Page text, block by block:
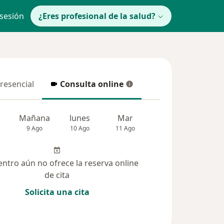
¿Eres profesional de la salud?
Consulta online
Consulta online
Mañana
9 Ago
lunes
10 Ago
Mar
11 Ago
aún no ofrece la reserva online
de cita
Solicita una cita